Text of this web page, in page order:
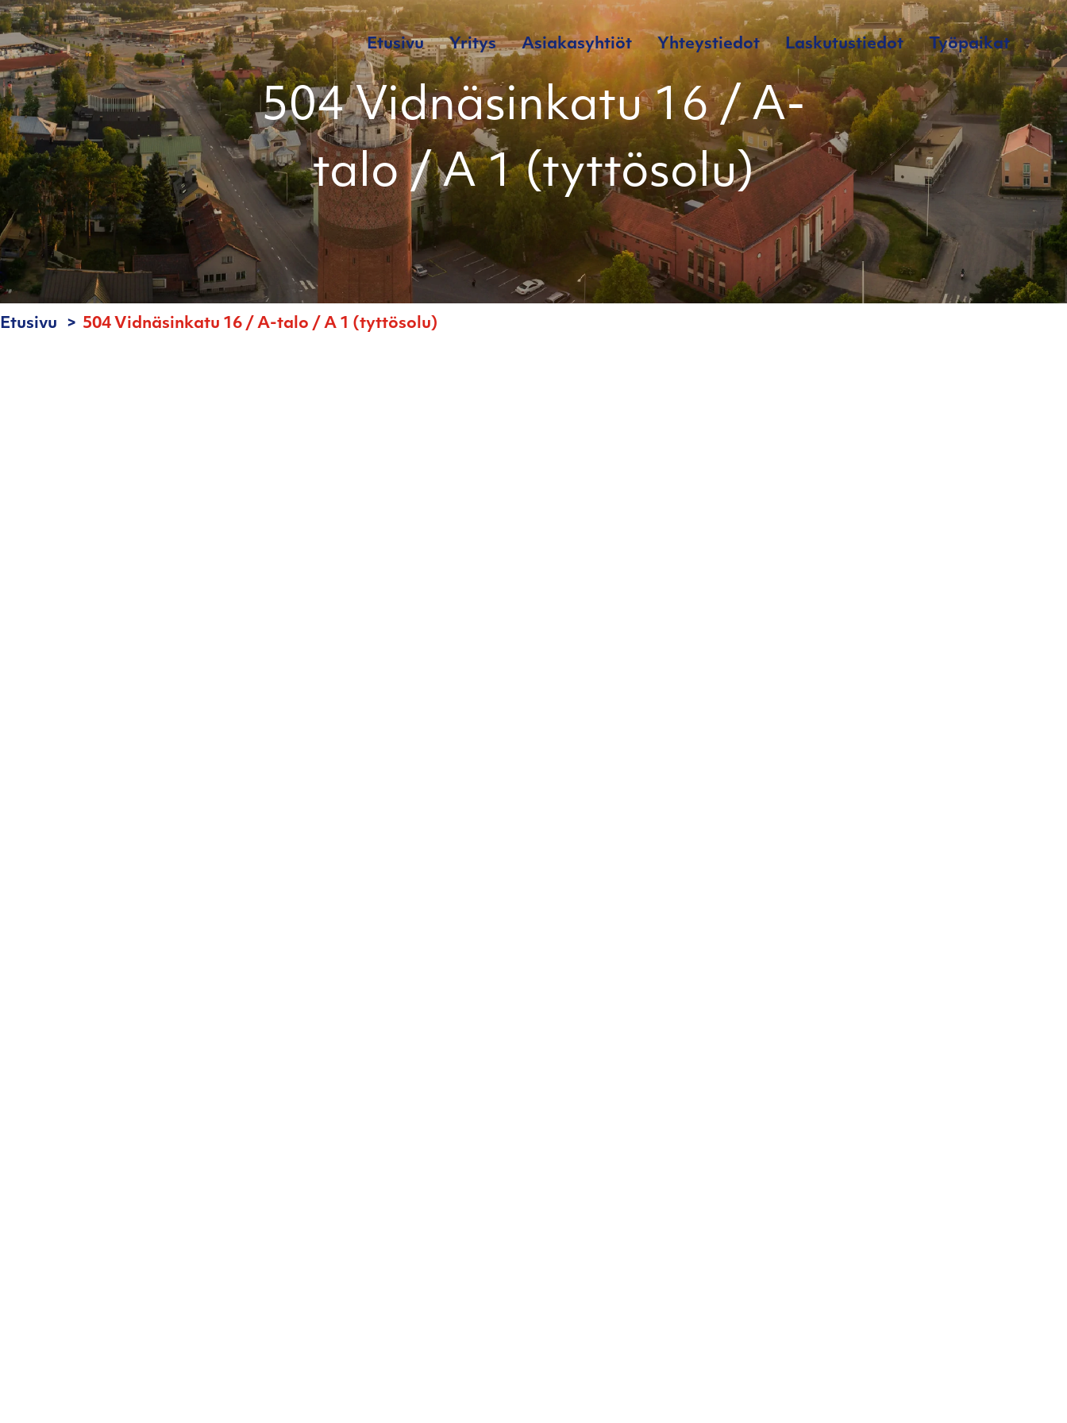
Etusivu Yritys Asiakasyhtiöt Yhteystiedot Laskutustiedot Työpaikat
504 Vidnäsinkatu 16 / A-
talo / A 1 (tyttösolu)
Etusivu 504 Vidnäsinkatu 16 / A-talo / A 1 (tyttösolu)